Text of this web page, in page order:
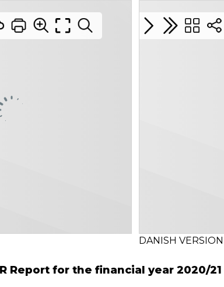
DANISH VERSION
Report for the financial year 2020/21